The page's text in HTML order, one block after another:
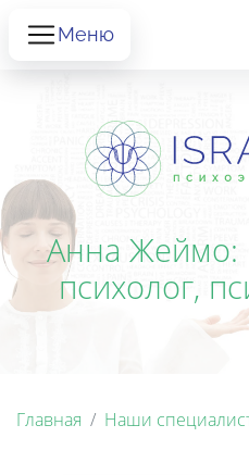
Меню
Анна Жеймо:
психолог,
Главная Наши